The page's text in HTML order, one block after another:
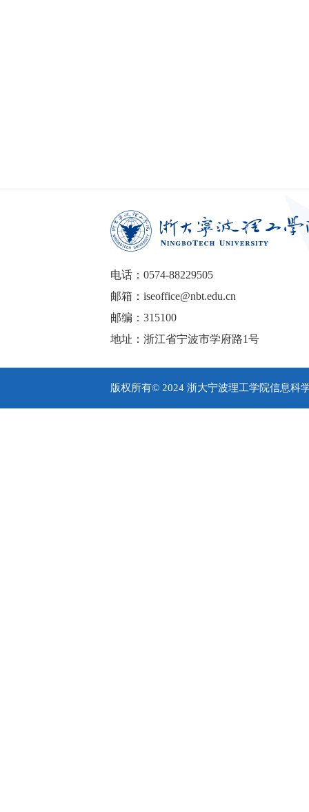
电话：0574-88229505
邮箱：iseoffice@nbt.edu.cn
邮编：315100
地址：浙江省宁波市学府路1号
版权所有© 2024 浙大宁波理工学院信息科